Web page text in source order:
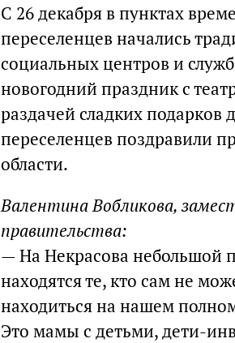
С 26 декабря в пунктах
переселенцев начались
социальных центров и
новогодний праздник с
раздачей сладких
переселенцев поздравили
области.
Валентина Вобликова,
правительства:
— На Некрасова небольшой
находятся те, кто сам не
находиться на нашем
Это мамы с детьми, дети-